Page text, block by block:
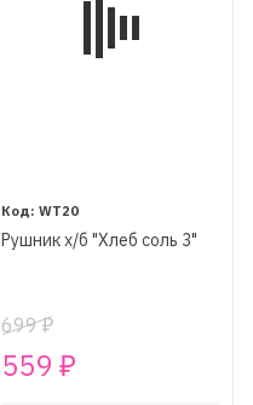
WT20
Рушник х/б "Хлеб соль 3"
699₽
559 ₽